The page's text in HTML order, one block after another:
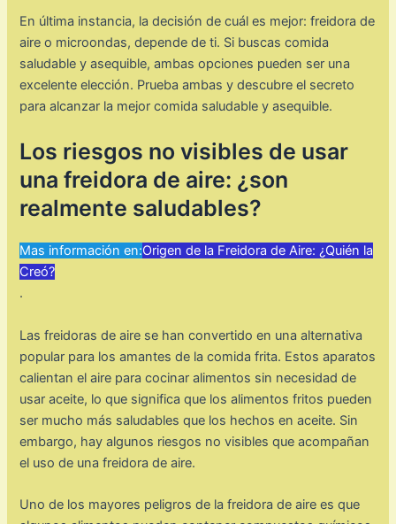
En última instancia, la decisión de cuál es mejor: freidora de
aire o microondas, depende de ti. Si buscas comida
saludable y asequible, ambas opciones pueden ser una
excelente elección. Prueba ambas y descubre el secreto
para alcanzar la mejor comida saludable y asequible.
Los riesgos no visibles de usar
una freidora de aire: ¿son
realmente saludables?
Mas información en:Origen de la Freidora de Aire: ¿Quién la
Creó?
.
Las freidoras de aire se han convertido en una alternativa
popular para los amantes de la comida frita. Estos aparatos
calientan el aire para cocinar alimentos sin necesidad de
usar aceite, lo que significa que los alimentos fritos pueden
ser mucho más saludables que los hechos en aceite. Sin
embargo, hay algunos riesgos no visibles que acompañan
el uso de una freidora de aire.
Uno de los mayores peligros de la freidora de aire es que